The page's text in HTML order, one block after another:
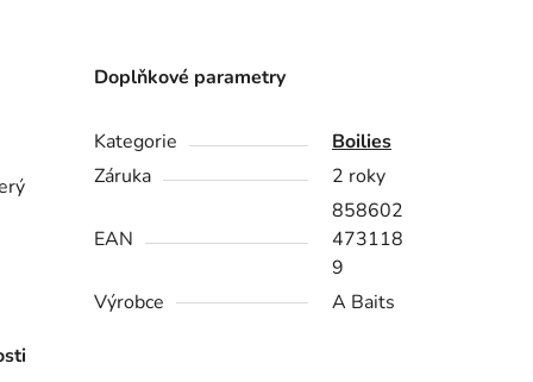
Doplňkové parametry
Kategorie
Boilies
Záruka
2 roky
EAN
858602
473118
9
Výrobce
A Baits